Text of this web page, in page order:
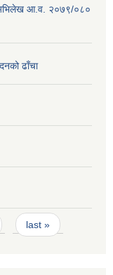
अभिलेख आ.व. २०७९/०८०
ढाँचा
last »